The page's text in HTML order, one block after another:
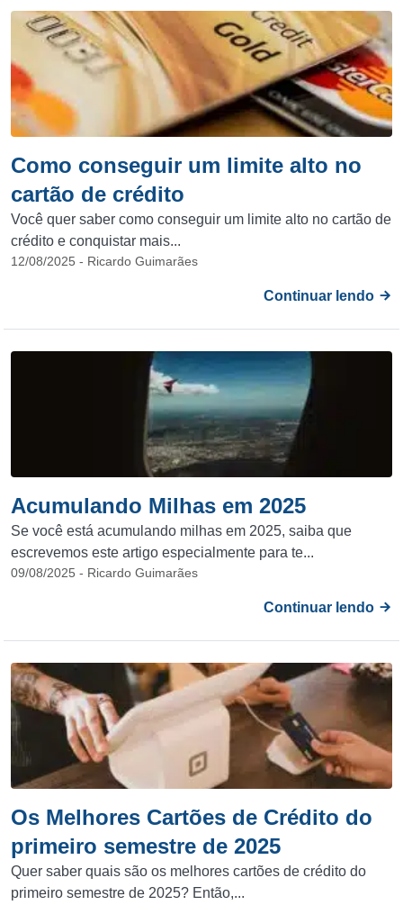
Como conseguir um limite alto no
cartão de crédito
Você quer saber como conseguir um limite alto no cartão de
crédito e conquistar mais...
12/08/2025 - Ricardo Guimarães
Continuar lendo
Acumulando Milhas em 2025
Se você está acumulando milhas em 2025, saiba que
escrevemos este artigo especialmente para te...
09/08/2025 - Ricardo Guimarães
Continuar lendo
Os Melhores Cartões de Crédito do
primeiro semestre de 2025
Quer saber quais são os melhores cartões de crédito do
primeiro semestre de 2025? Então,...